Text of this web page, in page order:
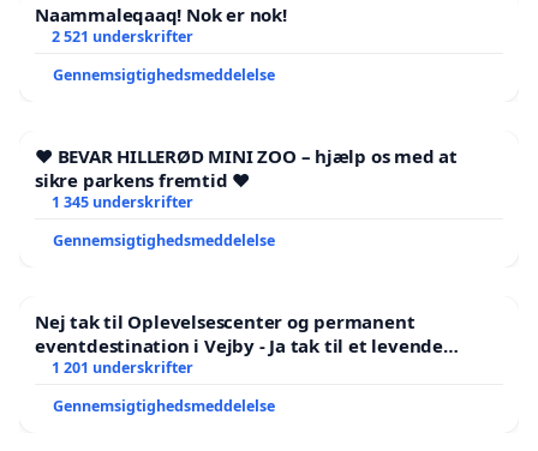
Naammaleqaaq! Nok er nok!
2 521 underskrifter
Gennemsigtighedsmeddelelse
❤️ BEVAR HILLERØD MINI ZOO – hjælp os med at
sikre parkens fremtid ❤️
1 345 underskrifter
Gennemsigtighedsmeddelelse
Nej tak til Oplevelsescenter og permanent
eventdestination i Vejby - Ja tak til et levende
lokalområde i balance
1 201 underskrifter
Gennemsigtighedsmeddelelse